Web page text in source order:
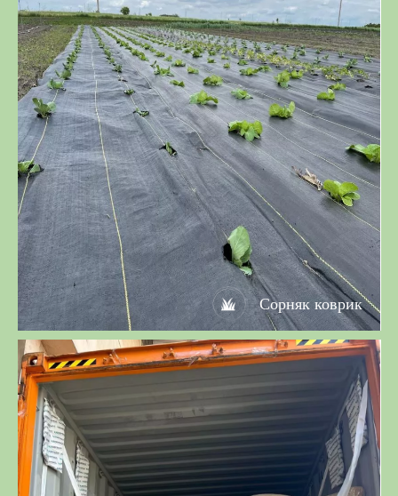
Сорняк коврик